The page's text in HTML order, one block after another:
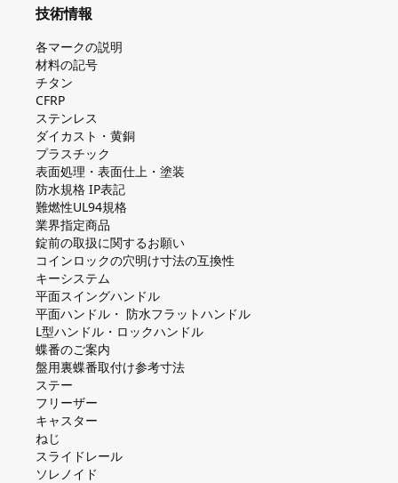
技術情報
各マークの説明
材料の記号
チタン
CFRP
ステンレス
ダイカスト・⻩銅
プラスチック
表面処理・表面仕上・塗装
防⽔規格 IP表記
難燃性UL94規格
業界指定商品
錠前の取扱に関するお願い
コインロックの⽳明け⼨法の互換性
キーシステム
平⾯スイングハンドル
平⾯ハンドル・ 防⽔フラットハンドル
L型ハンドル・ロックハンドル
蝶番のご案内
盤⽤裏蝶番取付け参考⼨法
ステー
フリーザー
キャスター
ねじ
スライドレール
ソレノイド